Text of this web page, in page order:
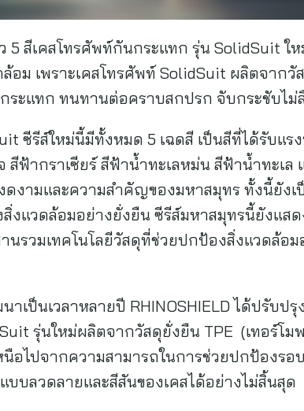
ว 5 สีเคสโทรศัพท์กันกระแทก รุ่น SolidSuit
อม เพราะเคสโทรศัพท์ SolidSuit ผลิตจากวั
ระแทก ทนทานต่อคราบสกปรก จับกระชับไม่
ซีรีส์ใหม่นี้มีทั้งหมด 5 เฉดสี เป็นสีที่ได้รับแร
สีฟ้ากราเซียร์ สีฟ้าน้ำทะเลหม่น สีฟ้าน้ำทะเล
งามและความสำคัญของมหาสมุทร ทั้งนี้ยังเ
แวดล้อมอย่างยั่งยืน ซีรีส์มหาสมุทรนี้ยังแสด
นรวมเทคโนโลยีวัสดุที่ช่วยปกป้องสิ่งแวดล้อ
าเป็นเวลาหลายปี RHINOSHIELD ได้ปรั
รุ่นใหม่ผลิตจากวัสดุยั่งยืน TPE (เทอร์โ
อไปจากความสามารถในการช่วยปกป้องร
บลวดลายและสีสันของเคสได้อย่างไม่สิ้นสุด